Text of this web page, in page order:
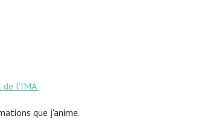
l'IMA
que j'anime.